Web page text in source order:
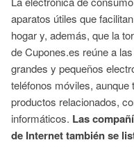
aparatos útiles que
hogar y, además, que la
de Cupones.es reúne a
grandes y pequeños
teléfonos móviles,
productos relacionados,
informáticos. Las
de Internet también se